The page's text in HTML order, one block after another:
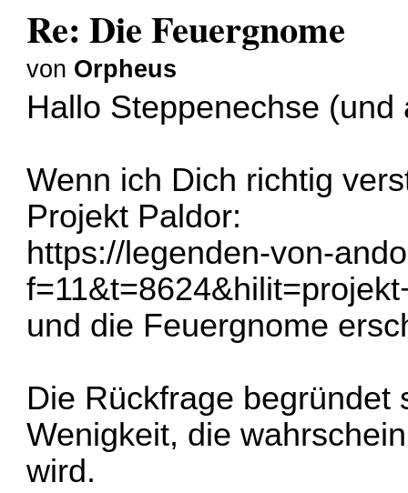
Re: Die Feuergnome
von Orpheus
Hallo Steppenechse
Wenn ich Dich richtig
Projekt Paldor:
https://legenden-von-
und die Feuergnome
Die Rückfrage begründet
Wenigkeit, die
wird.